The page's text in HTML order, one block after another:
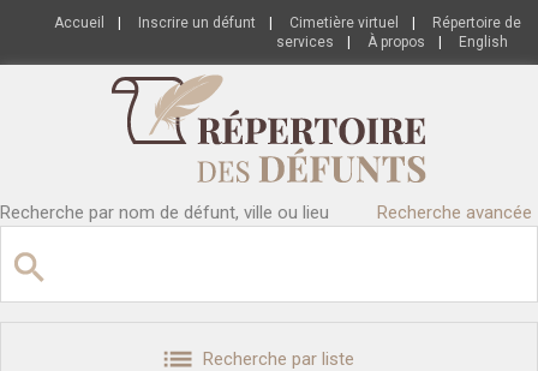
Accueil Inscrire un défunt Cimetière virtuel
Répertoire de
services
À propos English
Recherche par nom de défunt, ville ou lieu Recherche avancée
Recherche par liste